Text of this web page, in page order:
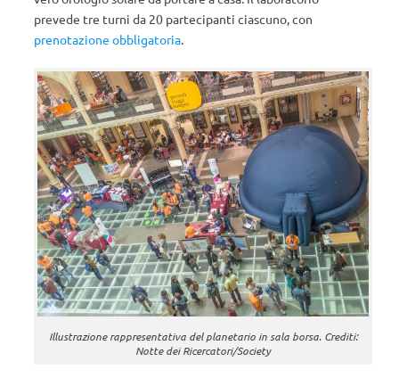
prevede tre turni da 20 partecipanti ciascuno, con
prenotazione obbligatoria.
Illustrazione rappresentativa del planetario in sala borsa. Crediti:
Notte dei Ricercatori/Society